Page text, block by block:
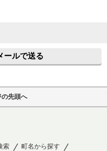
ールで送る
先頭へ
索
町名から探す